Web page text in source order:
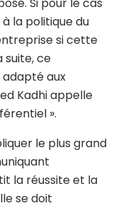
Si pour le cas
la politique du
si cette
suite, ce
aux
Kadhi appelle
».
le plus grand
la réussite et la
se doit